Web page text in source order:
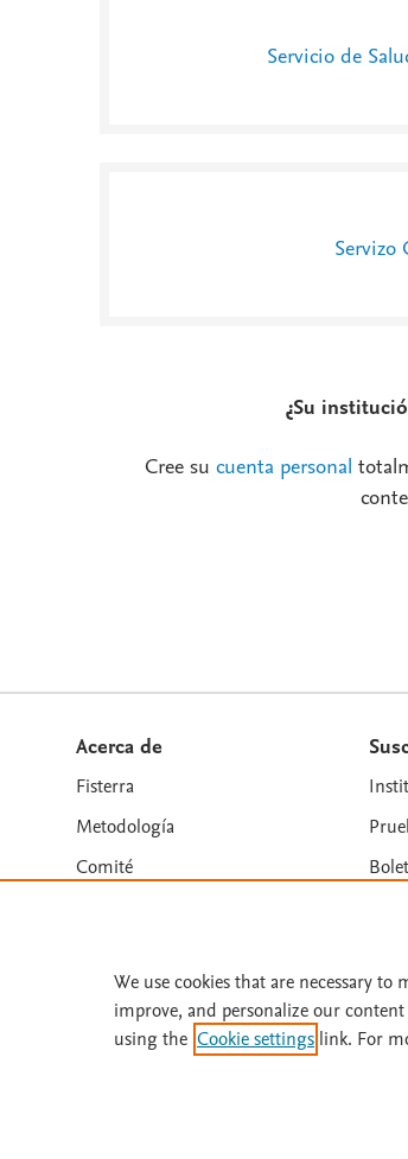
Servicio de
Servizo
¿Su
Cree su cuenta personal
Acerca de
Fisterra
Metodología
Comité
Términos y condiciones
Copyright ©2026Elsevier España
similares. Página actualizada en:
We use cookies that are necessary to
improve, and personalize our
using the Cookie settings link. For